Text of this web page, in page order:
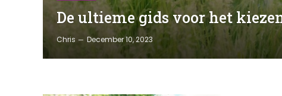
De ultieme gids voor het
Chris December 10, 2023